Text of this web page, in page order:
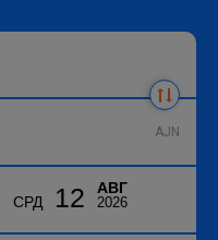
AJN
СРД 12 АВГ
2026